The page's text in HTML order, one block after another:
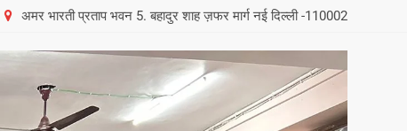
अमर भारती प्रताप भवन 5. बहादुर शाह ज़फर मार्ग नई दिल्ली -110002